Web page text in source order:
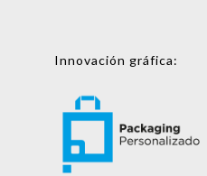
Innovación gráfica: